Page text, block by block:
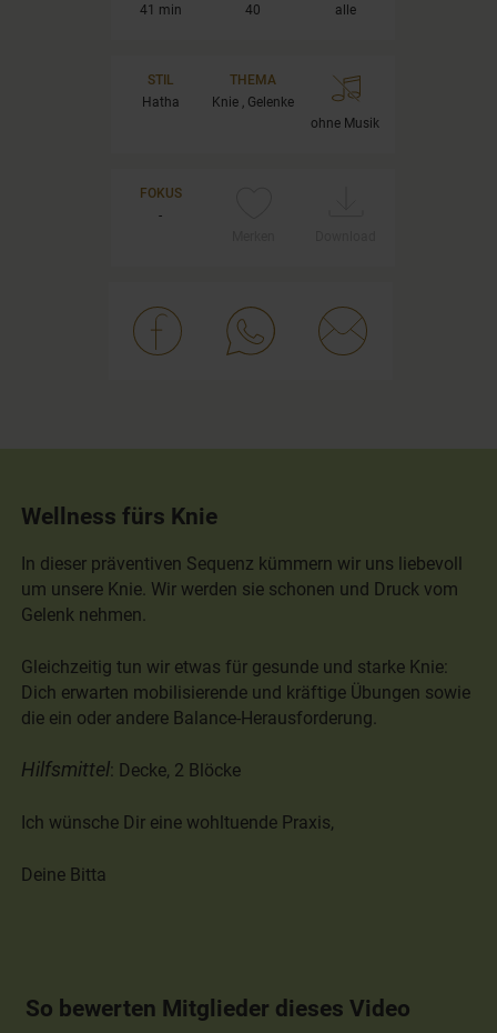
41 min 40 alle
STIL
Hatha
THEMA
Knie , Gelenke
ohne Musik
FOKUS
-
Wellness fürs Knie
In dieser präventiven Sequenz kümmern wir uns liebevoll
um unsere Knie. Wir werden sie schonen und Druck vom
Gelenk nehmen.
Gleichzeitig tun wir etwas für gesunde und starke Knie:
Dich erwarten mobilisierende und kräftige Übungen sowie
die ein oder andere Balance-Herausforderung.
Hilfsmittel: Decke, 2 Blöcke
Ich wünsche Dir eine wohltuende Praxis,
Deine Bitta
So bewerten Mitglieder dieses Video